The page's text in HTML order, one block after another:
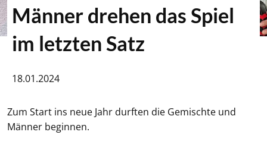
GYMNASTIK
Männer drehen das Spiel
im letzten Satz
18.01.2024
Zum Start ins neue Jahr durften die Gemischte und
Männer beginnen.